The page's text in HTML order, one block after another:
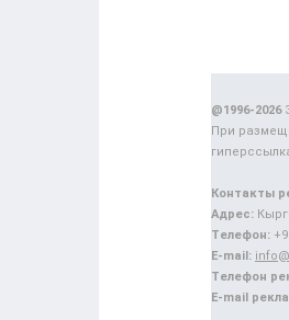
@1996-2026
При
Контакты
Адрес:
Телефон:
E-mail:
Телефон
E-mail